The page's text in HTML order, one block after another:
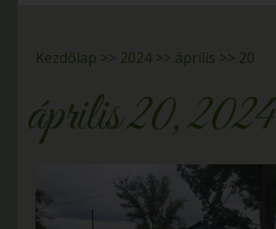
Kezdőlap >> 2024 >> április >> 20
április 20, 2024